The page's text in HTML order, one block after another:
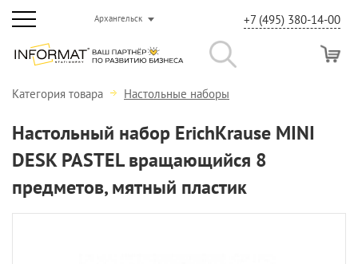
Архангельск +7 (495) 380-14-00
Категория товара Настольные наборы
Настольный набор ErichKrause MINI
DESK PASTEL вращающийся 8
предметов, мятный пластик